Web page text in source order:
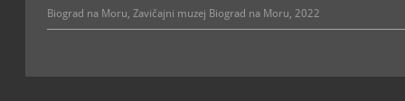
Biograd na Moru, Zavičajni muzej Biograd na Moru, 2022